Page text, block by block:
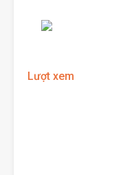
Lượt xem